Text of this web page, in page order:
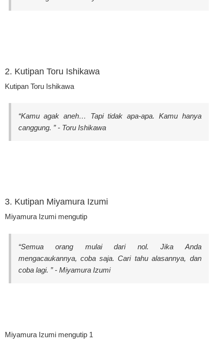
2. Kutipan Toru Ishikawa
Kutipan Toru Ishikawa
“Kamu agak aneh… Tapi tidak apa-apa. Kamu hanya
canggung. ” - Toru Ishikawa
3. Kutipan Miyamura Izumi
Miyamura Izumi mengutip
“Semua orang mulai dari nol. Jika Anda
mengacaukannya, coba saja. Cari tahu alasannya, dan
coba lagi. ” - Miyamura Izumi
Miyamura Izumi mengutip 1